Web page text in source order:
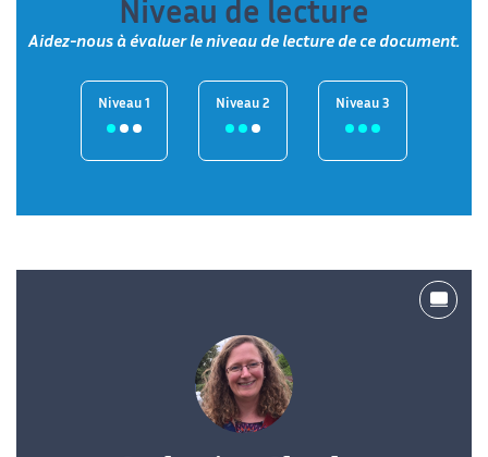
Niveau de lecture
Aidez-nous à évaluer le niveau de lecture de ce document.
Niveau 1 Niveau 2 Niveau 3